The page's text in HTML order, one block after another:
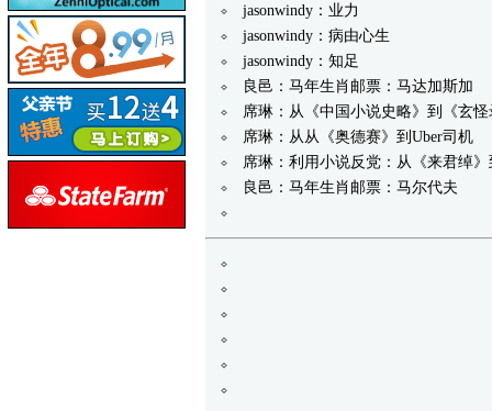
jasonwindy：业力
jasonwindy：病由心生
jasonwindy：知足
良邑：马年生肖邮票：马达加斯加
席琳：从《中国小说史略》到《玄怪
席琳：从从《奥德赛》到Uber司机
席琳：利用小说反党：从《来君绰
良邑：马年生肖邮票：马尔代夫